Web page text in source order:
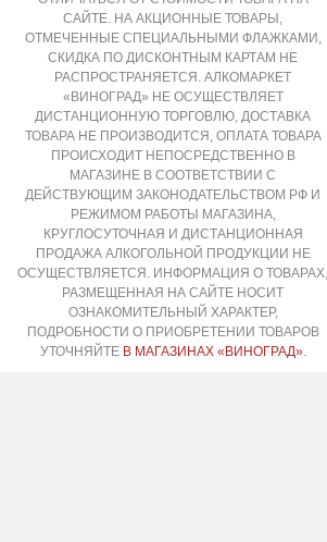
САЙТЕ. НА АКЦИОННЫЕ ТОВАРЫ,
ОТМЕЧЕННЫЕ СПЕЦИАЛЬНЫМИ ФЛАЖКАМИ,
СКИДКА ПО ДИСКОНТНЫМ КАРТАМ НЕ
РАСПРОСТРАНЯЕТСЯ. АЛКОМАРКЕТ
«ВИНОГРАД» НЕ ОСУЩЕСТВЛЯЕТ
ДИСТАНЦИОННУЮ ТОРГОВЛЮ, ДОСТАВКА
ТОВАРА НЕ ПРОИЗВОДИТСЯ, ОПЛАТА ТОВАРА
ПРОИСХОДИТ НЕПОСРЕДСТВЕННО В
МАГАЗИНЕ В СООТВЕТСТВИИ С
ДЕЙСТВУЮЩИМ ЗАКОНОДАТЕЛЬСТВОМ РФ И
РЕЖИМОМ РАБОТЫ МАГАЗИНА,
КРУГЛОСУТОЧНАЯ И ДИСТАНЦИОННАЯ
ПРОДАЖА АЛКОГОЛЬНОЙ ПРОДУКЦИИ НЕ
ОСУЩЕСТВЛЯЕТСЯ. ИНФОРМАЦИЯ О ТОВАРАХ,
РАЗМЕЩЕННАЯ НА САЙТЕ НОСИТ
ОЗНАКОМИТЕЛЬНЫЙ ХАРАКТЕР,
ПОДРОБНОСТИ О ПРИОБРЕТЕНИИ ТОВАРОВ
УТОЧНЯЙТЕ В МАГАЗИНАХ «ВИНОГРАД».